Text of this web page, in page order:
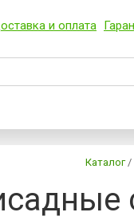
и оплата
Каталог /